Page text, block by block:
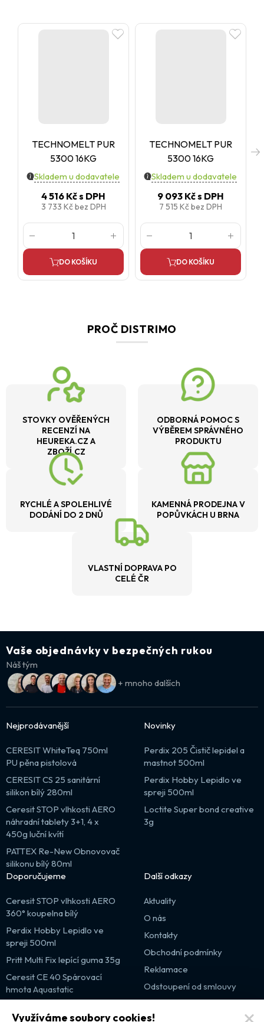
TECHNOMELT PUR
5300 16KG
Skladem u dodavatele
4 516 Kčs DPH
3 733 Kčbez DPH
DO KOŠÍKU
TECHNOMELT PUR
5300 16KG
Skladem u dodavatele
9 093 Kčs DPH
7 515 Kčbez DPH
DO KOŠÍKU
PROČ DISTRIMO
STOVKY OVĚŘENÝCH
RECENZÍ NA
HEUREKA.CZ A
ZBOŽÍ.CZ
ODBORNÁ POMOC S
VÝBĚREM SPRÁVNÉHO
PRODUKTU
RYCHLÉ A SPOLEHLIVÉ
DODÁNÍ DO 2 DNŮ
KAMENNÁ PRODEJNA V
POPŮVKÁCH U BRNA
VLASTNÍ DOPRAVA PO
CELÉ ČR
Vaše objednávky v bezpečných rukou
Náš tým
+ mnoho dalších
Nejprodávanější
CERESIT WhiteTeq 750ml
PU pěna pistolová
CERESIT CS 25 sanitární
silikon bílý 280ml
Ceresit STOP vlhkosti AERO
náhradní tablety 3+1, 4 x
450g luční kvítí
PATTEX Re-New Obnovovač
silikonu bílý 80ml
Novinky
Perdix 205 Čistič lepidel a
mastnot 500ml
Perdix Hobby Lepidlo ve
spreji 500ml
Loctite Super bond creative
3g
Doporučujeme
Ceresit STOP vlhkosti AERO
360° koupelna bílý
Perdix Hobby Lepidlo ve
spreji 500ml
Pritt Multi Fix lepící guma 35g
Ceresit CE 40 Spárovací
hmota Aquastatic
Další odkazy
Aktuality
O nás
Kontakty
Obchodní podmínky
Reklamace
Odstoupení od smlouvy
Výprodej
Využíváme soubory cookies!